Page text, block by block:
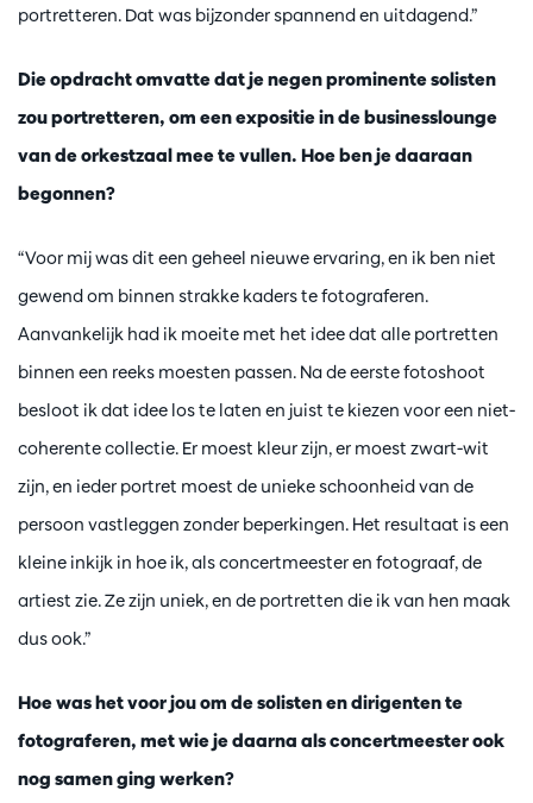
portretteren. Dat was bijzonder spannend en uitdagend.”
Die opdracht omvatte dat je negen prominente solisten
zou portretteren, om een expositie in de businesslounge
van de orkestzaal mee te vullen. Hoe ben je daaraan
begonnen?
“Voor mij was dit een geheel nieuwe ervaring, en ik ben niet
gewend om binnen strakke kaders te fotograferen.
Aanvankelijk had ik moeite met het idee dat alle portretten
binnen een reeks moesten passen. Na de eerste fotoshoot
besloot ik dat idee los te laten en juist te kiezen voor een niet-
coherente collectie. Er moest kleur zijn, er moest zwart-wit
zijn, en ieder portret moest de unieke schoonheid van de
persoon vastleggen zonder beperkingen. Het resultaat is een
kleine inkijk in hoe ik, als concertmeester en fotograaf, de
artiest zie. Ze zijn uniek, en de portretten die ik van hen maak
dus ook.”
Hoe was het voor jou om de solisten en dirigenten te
fotograferen, met wie je daarna als concertmeester ook
nog samen ging werken?